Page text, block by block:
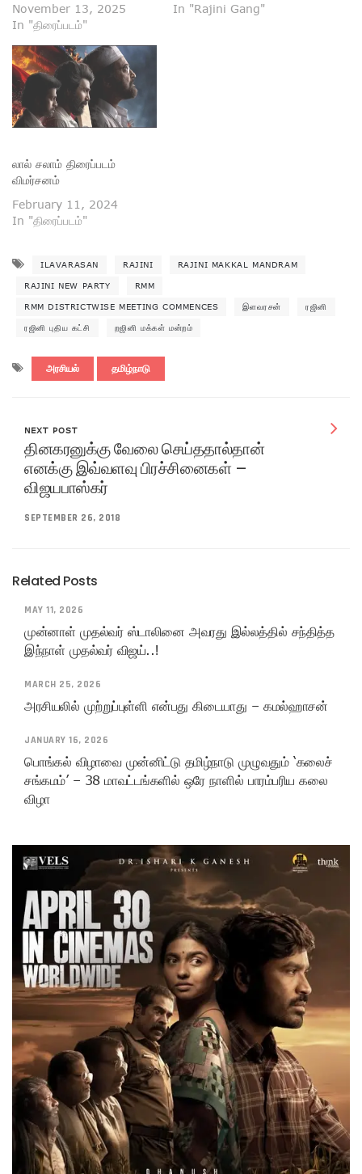
November 13, 2025
In "திரைப்படம்"
In "Rajini Gang"
லால் சலாம் திரைப்படம்
விமர்சனம்
February 11, 2024
In "திரைப்படம்"
ILAVARASAN RAJINI RAJINI MAKKAL MANDRAM
RAJINI NEW PARTY RMM
RMM DISTRICTWISE MEETING COMMENCES இளவரசன் ரஜினி
ரஜினி புதிய கட்சி றஜினி மக்கள் மன்றம்
அரசியல் தமிழ்நாடு
NEXT POST
தினகரனுக்கு வேலை செய்ததால்தான்
எனக்கு இவ்வளவு பிரச்சினைகள் –
விஜயபாஸ்கர்
SEPTEMBER 26, 2018
Related Posts
MAY 11, 2026
முன்னாள் முதல்வர் ஸ்டாலினை அவரது இல்லத்தில் சந்தித்த
இந்நாள் முதல்வர் விஜய்..!
MARCH 25, 2026
அரசியலில் முற்றுப்புள்ளி என்பது கிடையாது – கமல்ஹாசன்
JANUARY 16, 2026
பொங்கல் விழாவை முன்னிட்டு தமிழ்நாடு முழுவதும் ‘கலைச்
சங்கமம்’ – 38 மாவட்டங்களில் ஒரே நாளில் பாரம்பரிய கலை
விழா